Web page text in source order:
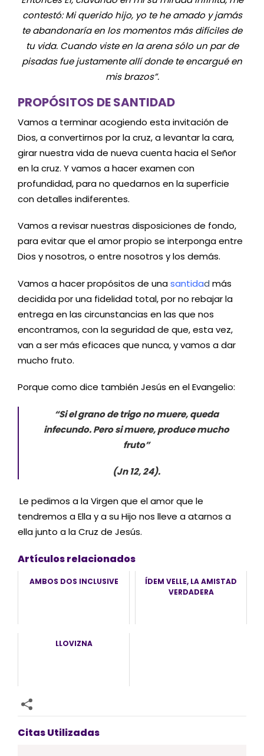
contestó: Mi querido hijo, yo te he amado y jamás
te abandonaría en los momentos más difíciles de
tu vida. Cuando viste en la arena sólo un par de
pisadas fue justamente allí donde te encargué en
mis brazos”.
PROPÓSITOS DE SANTIDAD
Vamos a terminar acogiendo esta invitación de
Dios, a convertirnos por la cruz, a levantar la cara,
girar nuestra vida de nueva cuenta hacia el Señor
en la cruz. Y vamos a hacer examen con
profundidad, para no quedarnos en la superficie
con detalles indiferentes.
Vamos a revisar nuestras disposiciones de fondo,
para evitar que el amor propio se interponga entre
Dios y nosotros, o entre nosotros y los demás.
Vamos a hacer propósitos de unasantidad más
decidida por una fidelidad total, por no rebajar la
entrega en las circunstancias en las que nos
encontramos, con la seguridad de que, esta vez,
van a ser más eficaces que nunca, y vamos a dar
mucho fruto.
Porque como dice también Jesús en el Evangelio:
“Si el grano de trigo no muere, queda
infecundo. Pero si muere, produce mucho
fruto”
(Jn 12, 24).
Le pedimos a la Virgen que el amor que le
tendremos a Ella y a su Hijo nos lleve a atarnos a
ella junto a la Cruz de Jesús.
Artículos relacionados
AMBOS DOS INCLUSIVE
ÍDEM VELLE, LA AMISTAD
VERDADERA
LLOVIZNA
Citas Utilizadas